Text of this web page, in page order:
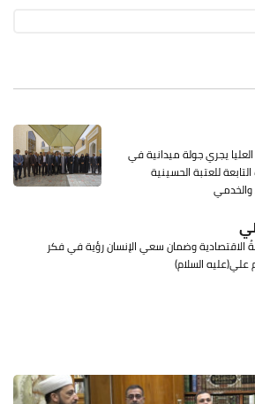
يجري جولة ميدانية في
للعتبة الحسينية
والخدمي
الاقتصادية وضمان سعي الإنسان رؤية في فكر
علي(عليه السلام)